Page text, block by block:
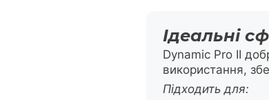
Ідеальні
Dynamic Pro II
використання,
Підходить для: